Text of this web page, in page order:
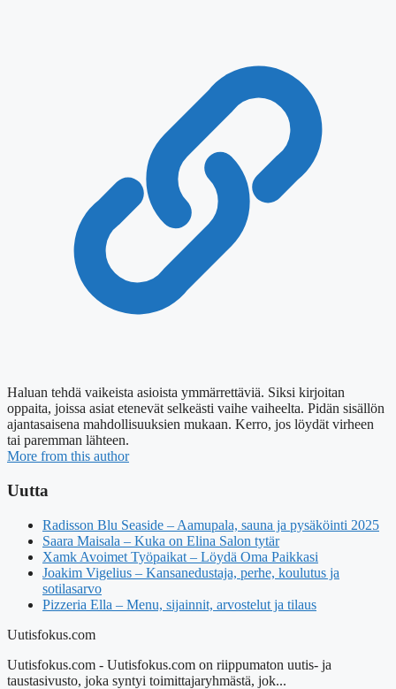
Haluan tehdä vaikeista asioista ymmärrettäviä. Siksi kirjoitan
oppaita, joissa asiat etenevät selkeästi vaihe vaiheelta. Pidän sisällön
ajantasaisena mahdollisuuksien mukaan. Kerro, jos löydät virheen
tai paremman lähteen.
More from this author
Uutta
Radisson Blu Seaside – Aamupala, sauna ja pysäköinti 2025
Saara Maisala – Kuka on Elina Salon tytär
Xamk Avoimet Työpaikat – Löydä Oma Paikkasi
Joakim Vigelius – Kansanedustaja, perhe, koulutus ja
sotilasarvo
Pizzeria Ella – Menu, sijainnit, arvostelut ja tilaus
Uutisfokus.com
Uutisfokus.com - Uutisfokus.com on riippumaton uutis- ja
taustasivusto, joka syntyi toimittajaryhmästä, jok...